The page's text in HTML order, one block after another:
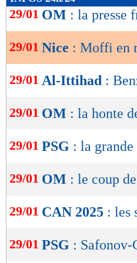
de
OK
29/01 OM : la presse
29/01 Nice : Moffi en
29/01 Al-Ittihad :
29/01 OM : la honte
29/01 PSG : la
29/01 OM : le coup
29/01 CAN 2025 : les
29/01 PSG :